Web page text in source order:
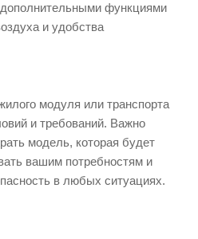
функциями
и удобства
модуля или транспорта
и требований. Важно
модель, которая будет
вашим потребностям и
в любых ситуациях.